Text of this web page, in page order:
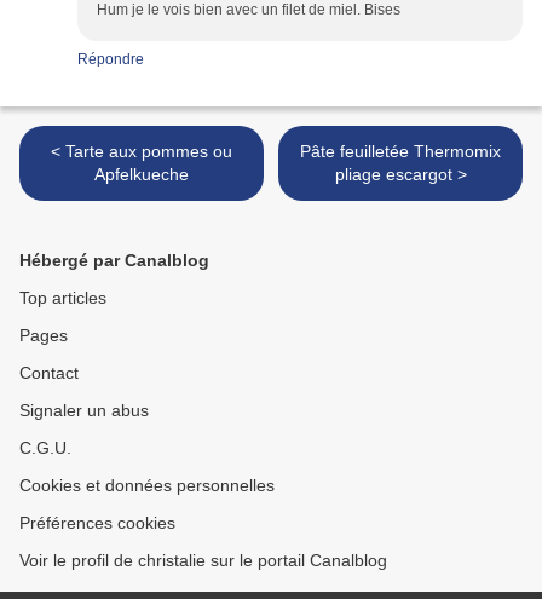
Hum je le vois bien avec un filet de miel. Bises
Répondre
< Tarte aux pommes ou
Apfelkueche
Pâte feuilletée Thermomix
pliage escargot >
Hébergé par Canalblog
Top articles
Pages
Contact
Signaler un abus
C.G.U.
Cookies et données personnelles
Préférences cookies
Voir le profil de christalie sur le portail Canalblog